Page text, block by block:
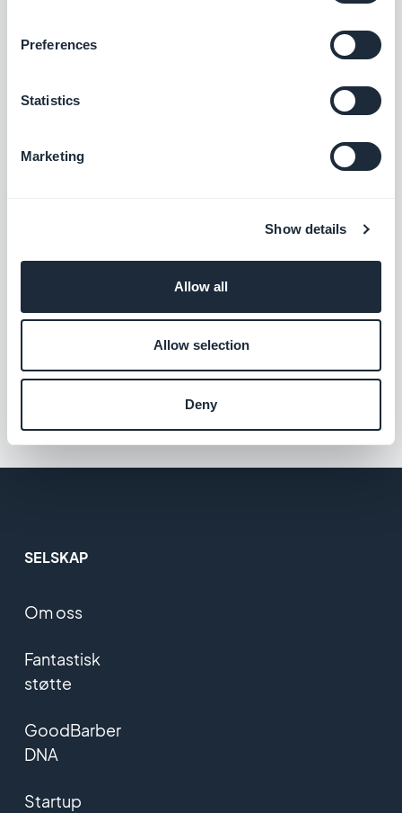
Preferences
Statistics
Marketing
Show details
Allow all
Allow selection
Deny
Gi brukerne tilgang til internt eller eksternt
innhold i appen ved å skanne en QR-kode
GoodBarber Submission Section
CMS-videoer
Gratis
SELSKAP
Om oss
Fantastisk
støtte
GoodBarber
DNA
Startup